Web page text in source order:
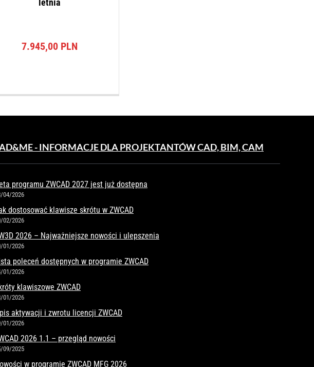
letnia
7.945,00 PLN
- INFORMACJE DLA PROJEKTANTÓW CAD, BIM, CAM
programu ZWCAD 2027 jest już dostępna
04/2026
dostosować klawisze skrótu w ZWCAD
02/2026
2026 – Najważniejsze nowości i ulepszenia
01/2026
poleceń dostępnych w programie ZWCAD
01/2026
klawiszowe ZWCAD
01/2026
aktywacji i zwrotu licencji ZWCAD
01/2026
2026 1.1 – przegląd nowości
09/2025
w programie ZWCAD MFG 2026